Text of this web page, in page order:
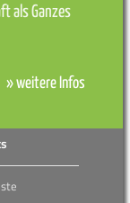
als Ganzes
» weitere Infos